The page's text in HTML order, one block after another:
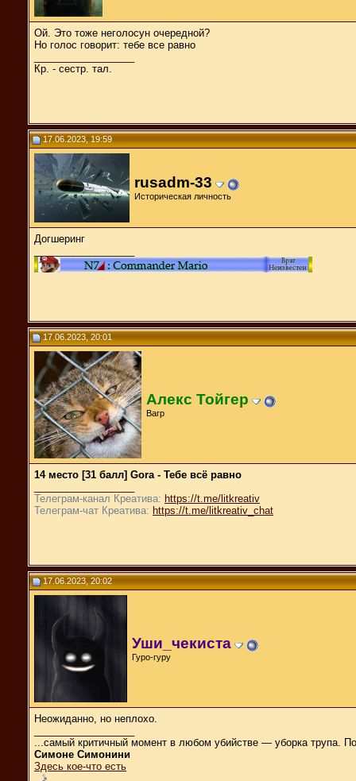
Ой. Это тоже неголосун очередной?
Но голос говорит: тебе все равно
Кр. - сестр. тал.
17.06.2023, 19:59
rusadm-33
Историческая личность
Догшеринг
17.06.2023, 20:01
Алекс Тойгер
Вагр
14 место [31 балл] Gora - Тебе всё равно
Телеграм-канал Креатива: https://t.me/litkreativ
Телеграм-чат Креатива: https://t.me/litkreativ_chat
17.06.2023, 20:02
Уши_чекиста
Гуро-гуру
Неожиданно, но неплохо.
...самый критичный момент в любом убийстве — уборка трупа.
Симоне Симонини
Здесь кое-что есть